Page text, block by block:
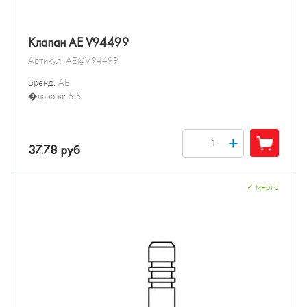
Клапан AE V94499
Артикул: AE@V94499
Бренд: AE
�лапана: 5.5
37.78 руб +
много